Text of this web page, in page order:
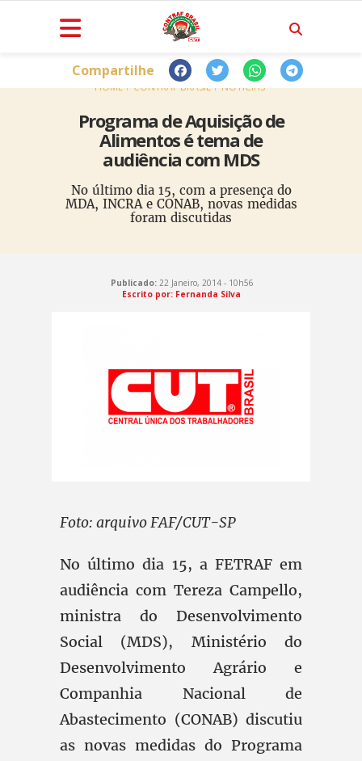
HOME CONTRAF BRASIL NOTÍCIAS
Programa de Aquisição de
Alimentos é tema de
audiência com MDS
No último dia 15, com a presença do
MDA, INCRA e CONAB, novas medidas
foram discutidas
Compartilhe
Publicado: 22 Janeiro, 2014 - 10h56
Escrito por: Fernanda Silva
Foto: arquivo FAF/CUT-SP
No último dia 15, a FETRAF em
audiência com Tereza Campello,
ministra do Desenvolvimento
Social (MDS), Ministério do
Desenvolvimento Agrário e
Companhia Nacional de
Abastecimento (CONAB) discutiu
as novas medidas do Programa